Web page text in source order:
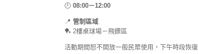
🕗 08:00－12:00
📍 管制區域
🏓 2樓桌球場－飛鏢區
活動期間恕不開放一般民眾使用，下午時段恢